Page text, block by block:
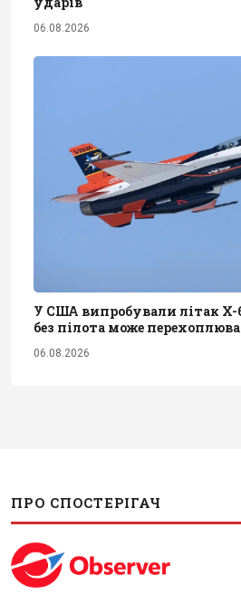
06.08.2026
У США випробували літак
без пілота може
06.08.2026
ПРО СПОСТЕРІГАЧ